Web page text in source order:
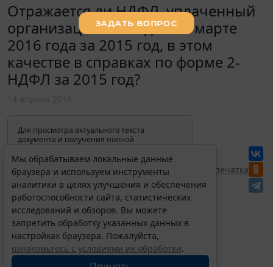
Отражается ли НДФЛ, уплаченный
организацией в бюджет в марте
2016 года за 2015 год, в этом
качестве в справках по форме 2-
НДФЛ за 2015 год?
Для просмотра актуального текста
документа и получения полной
изменениях и порядке применения
документа, воспользуйтесь поиском в
Интернет-версии системы ГАРАНТ:
Перепечатка
Мы обрабатываем локальные данные
браузера и используем инструменты
аналитики в целях улучшения и обеспечения
работоспособности сайта, статистических
исследований и обзоров. Вы можете
запретить обработку указанных данных в
настройках браузера. Пожалуйста,
ознакомьтесь с условиями их обработки.